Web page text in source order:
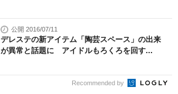
公開 2016/07/11
デレステの新アイテム「陶芸スペース」の出来
が異常と話題に アイドルもろくろを回す...
Recommended by